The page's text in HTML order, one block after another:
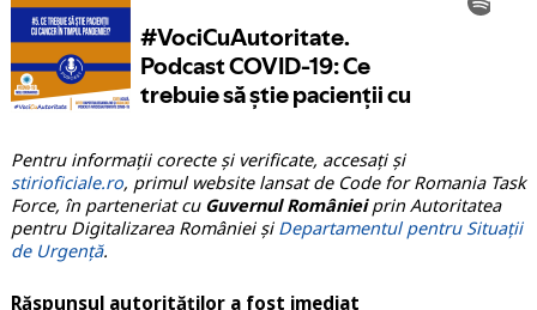
Pentru informații corecte și verificate, accesați și
stirioficiale.ro, primul website lansat de Code for Romania Task
Force, în parteneriat cu Guvernul Românieiprin Autoritatea
pentru Digitalizarea României și Departamentul pentru Situații
de Urgență.
Răspunsul autorităților a fost imediat